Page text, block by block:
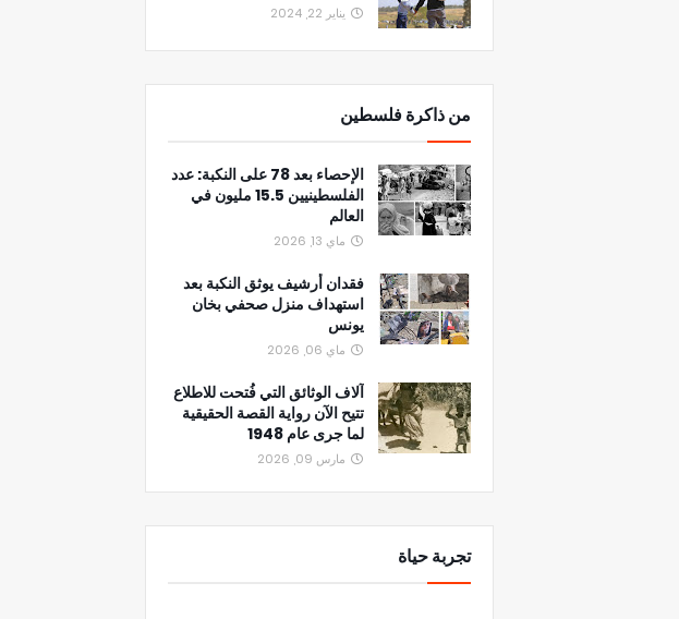
يناير 22, 2024
من ذاكرة فلسطين
الإحصاء بعد 78 على النكبة: عدد
الفلسطينيين 15.5 مليون في
العالم
ماي 13, 2026
فقدان أرشيف يوثق النكبة بعد
استهداف منزل صحفي بخان
يونس
ماي 06, 2026
آلاف الوثائق التي فُتحت للاطلاع
تتيح الآن رواية القصة الحقيقية
لما جرى عام 1948
مارس 09, 2026
تجربة حياة